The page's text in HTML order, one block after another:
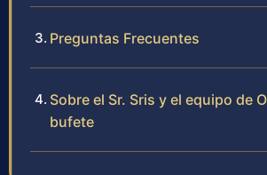
Preguntas Frecuentes
Sobre el Sr. Sris y el equipo de
bufete